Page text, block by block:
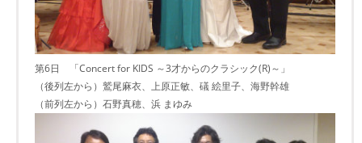
第6日 「Concert for KIDS ～3才からのクラシック(R)～」
（後列左から）鷲尾麻衣、上原正敏、礒 絵里子、海野幹雄
（前列左から）石野真穂、浜 まゆみ